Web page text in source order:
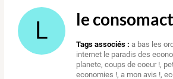
L le
Tags associés : a bas les
internet le paradis des
planete,coups de coeur !,
economies !,a mon avis !,